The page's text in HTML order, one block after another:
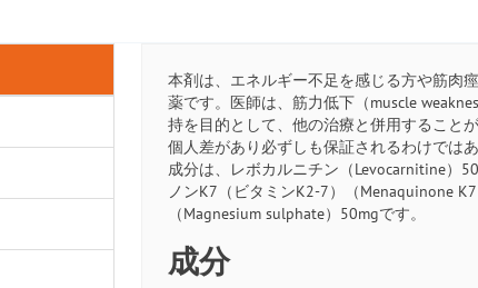
本剤は、エネルギー不足を感じる方や筋肉
薬です。医師は、筋力低下（muscle
持を目的として、他の治療と併用すること
個人差があり必ずしも保証されるわけでは
成分は、レボカルニチン（Levocarnitine）
ノンK7（ビタミンK2‑7）（Menaquinone
（Magnesium sulphate）50mgです。
成分